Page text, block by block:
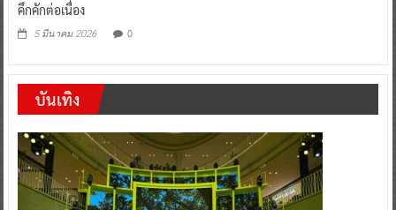
คึกคักต่อเนื่อง
5 มีนาคม 2026 0
บันเทิง